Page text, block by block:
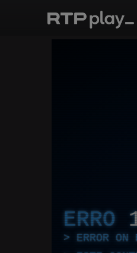
ERRO
ERROR ON